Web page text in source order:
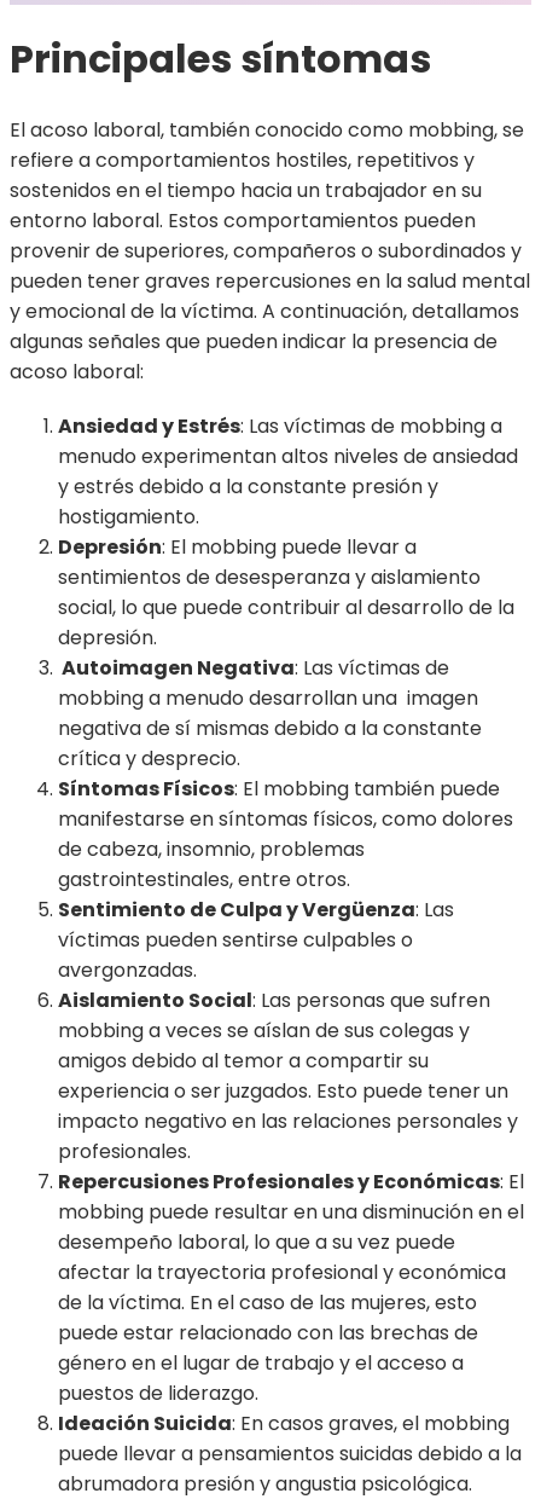
Principales síntomas
El acoso laboral, también conocido como mobbing, se
refiere a comportamientos hostiles, repetitivos y
sostenidos en el tiempo hacia un trabajador en su
entorno laboral. Estos comportamientos pueden
provenir de superiores, compañeros o subordinados y
pueden tener graves repercusiones en la salud mental
y emocional de la víctima. A continuación, detallamos
algunas señales que pueden indicar la presencia de
acoso laboral:
Ansiedad y Estrés: Las víctimas de mobbing a
menudo experimentan altos niveles de ansiedad
y estrés debido a la constante presión y
hostigamiento.
Depresión: El mobbing puede llevar a
sentimientos de desesperanza y aislamiento
social, lo que puede contribuir al desarrollo de la
depresión.
Autoimagen Negativa: Las víctimas de
mobbing a menudo desarrollan una imagen
negativa de sí mismas debido a la constante
crítica y desprecio.
Síntomas Físicos: El mobbing también puede
manifestarse en síntomas físicos, como dolores
de cabeza, insomnio, problemas
gastrointestinales, entre otros.
Sentimiento de Culpa y Vergüenza: Las
víctimas pueden sentirse culpables o
avergonzadas.
Aislamiento Social: Las personas que sufren
mobbing a veces se aíslan de sus colegas y
amigos debido al temor a compartir su
experiencia o ser juzgados. Esto puede tener un
impacto negativo en las relaciones personales y
profesionales.
Repercusiones Profesionales y Económicas: El
mobbing puede resultar en una disminución en el
desempeño laboral, lo que a su vez puede
afectar la trayectoria profesional y económica
de la víctima. En el caso de las mujeres, esto
puede estar relacionado con las brechas de
género en el lugar de trabajo y el acceso a
puestos de liderazgo.
Ideación Suicida: En casos graves, el mobbing
puede llevar a pensamientos suicidas debido a la
abrumadora presión y angustia psicológica.